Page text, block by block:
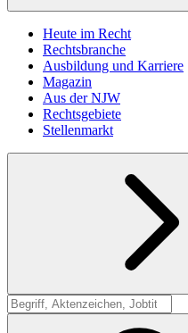
Heute im Recht
Rechtsbranche
Ausbildung und Karriere
Magazin
Aus der NJW
Rechtsgebiete
Stellenmarkt
Suche